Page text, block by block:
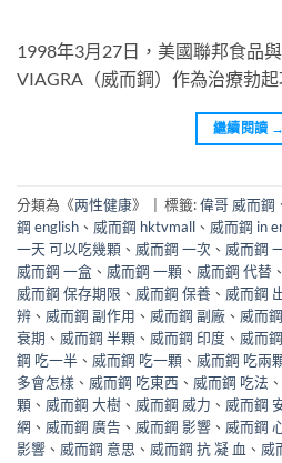
1998年3月27日，美國聯邦食品
VIAGRA（威而鋼）作為治療勃
繼續閱讀 →
分類為《两性健康》 標籤:偉哥 威而鋼
鋼 english 、 威而鋼 hktvmall 、 威而鋼 in
一天 可以吃幾顆 、 威而鋼 一次 、 威而鋼
威而鋼 一盒 、 威而鋼 一顆 、 威而鋼 代替 、
威而鋼 保存期限 、 威而鋼 保養 、 威而鋼
辨 、 威而鋼 副作用 、 威而鋼 副廠 、 威而
衰期 、 威而鋼 半顆 、 威而鋼 印度 、 威而
鋼 吃一半 、 威而鋼 吃一顆 、 威而鋼 吃兩
多會怎樣 、 威而鋼 吃東西 、 威而鋼 吃法 、
顆 、 威而鋼 大樹 、 威而鋼 威力 、 威而鋼
網 、 威而鋼 廣告 、 威而鋼 影響 、 威而鋼
影響 、 威而鋼 意思 、 威而鋼 抗 凝 血 、 威